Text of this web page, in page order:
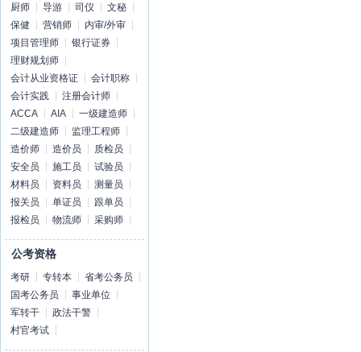
厨师
导游 司仪
文秘
保健
营销师
内审/外审
项目管理师
银行证券
理财规划师
会计从业资格证
会计职称
会计实践
注册会计师
ACCA
AIA
一级建造师
二级建造师
监理工程师
造价师
造价员
质检员
安全员
施工员
试验员
材料员
资料员
测量员
报关员
单证员
跟单员
报检员
物流师 采购师
公考资格
考研 专转本
省考公务员
国考公务员
事业单位
军转干
政法干警
村官考试